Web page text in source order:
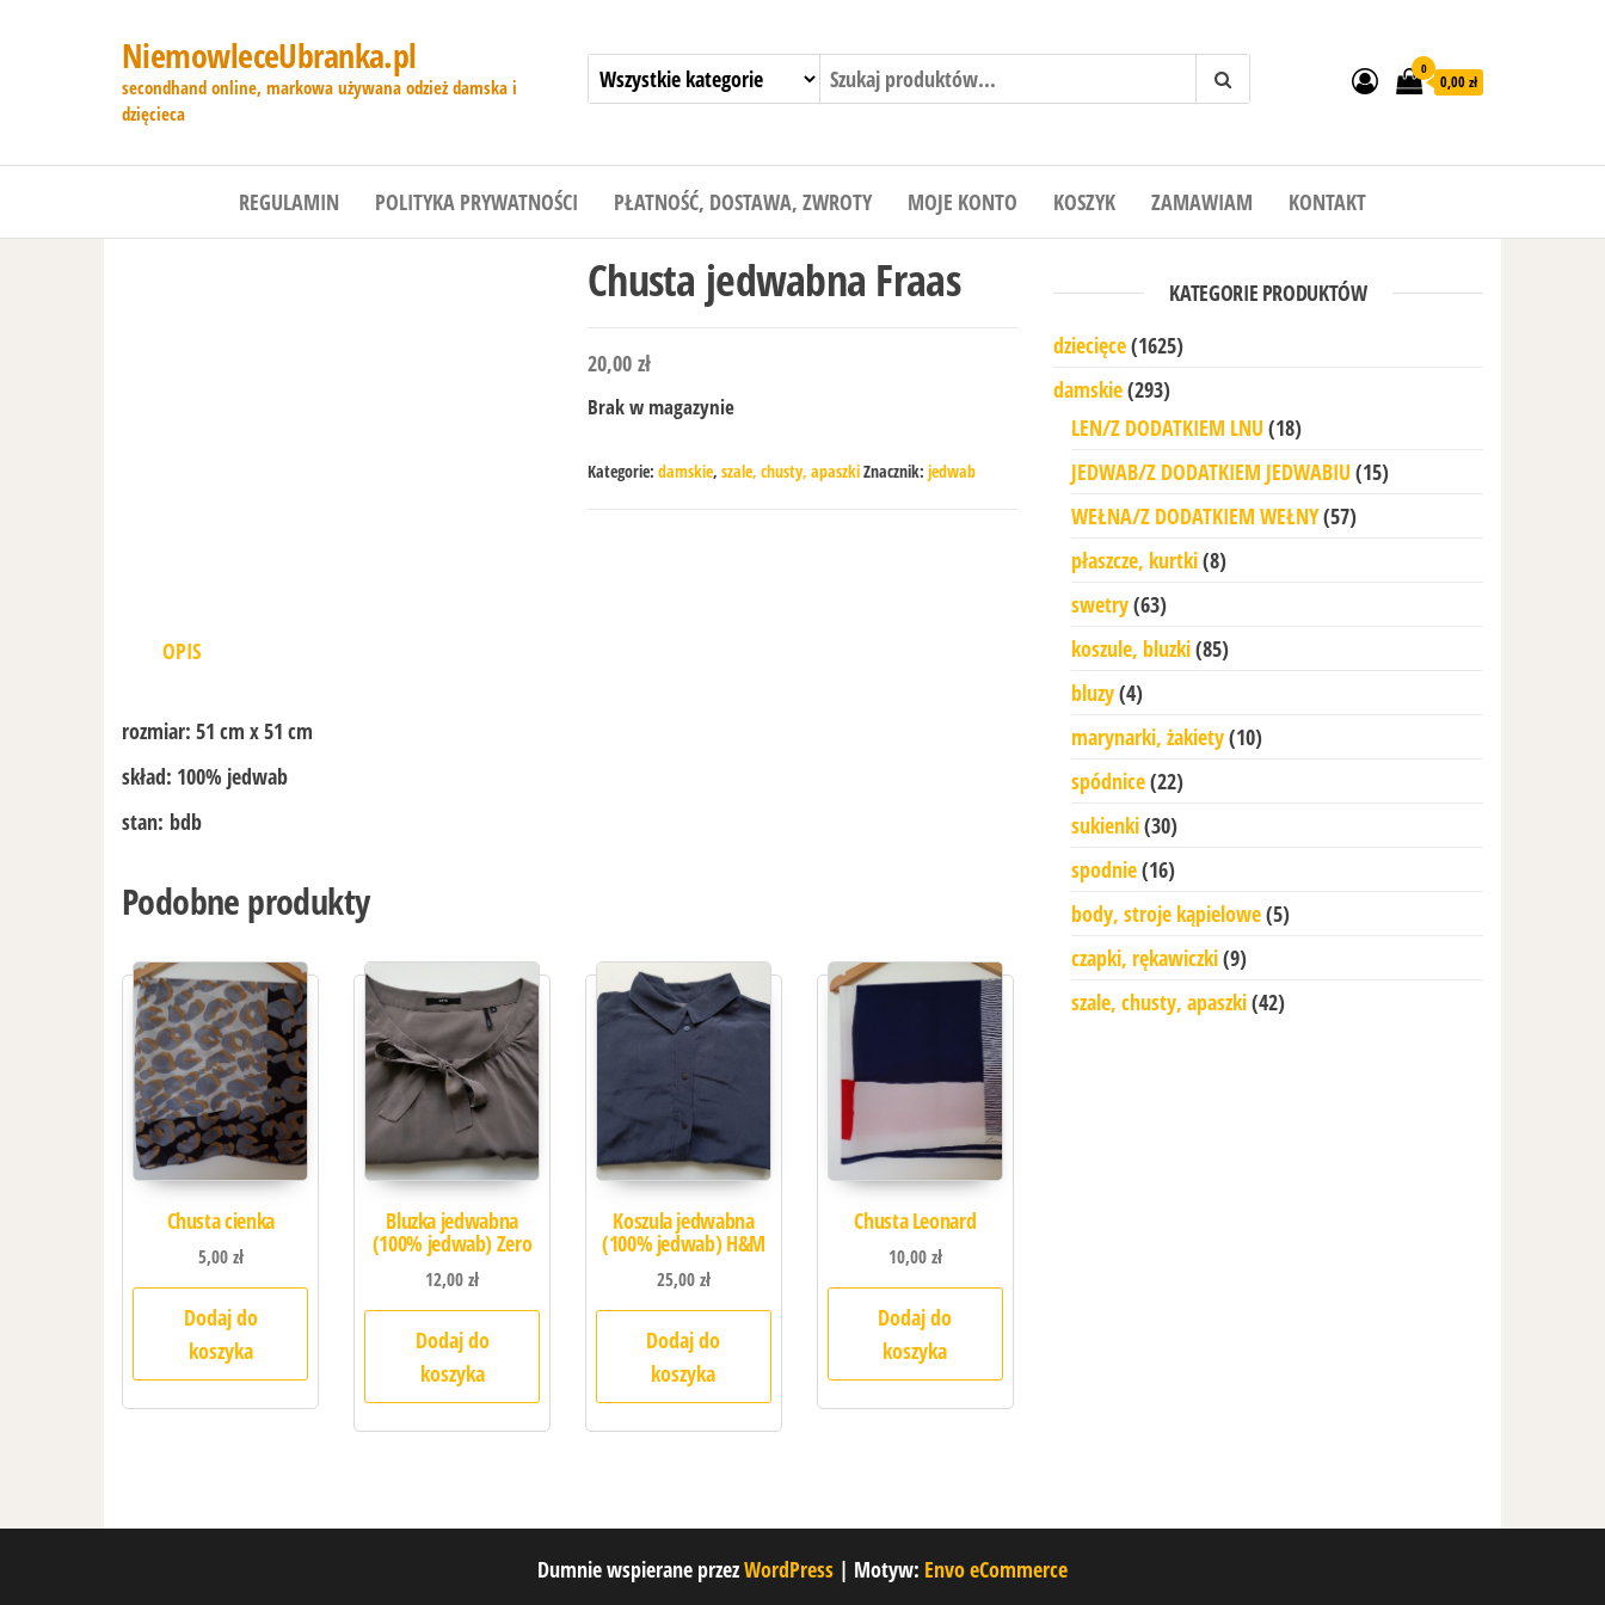
NiemowleceUbranka.pl
secondhand online, markowa używana odzież damska i
dzięcieca
0
0,00 zł
REGULAMIN POLITYKA PRYWATNOŚCI PŁATNOŚĆ, DOSTAWA, ZWROTY MOJE KONTO KOSZYK ZAMAWIAM KONTAKT
Chusta jedwabna Fraas
20,00 zł
Brak w magazynie
Kategorie: damskie, szale, chusty, apaszkiZnacznik: jedwab
OPIS
rozmiar: 51 cm x 51 cm
skład: 100% jedwab
stan: bdb
Podobne produkty
Chusta cienka
5,00zł
Dodaj do
koszyka
Bluzka jedwabna
(100% jedwab) Zero
12,00zł
Dodaj do
koszyka
Koszula jedwabna
(100% jedwab) H&M
25,00zł
Dodaj do
koszyka
Chusta Leonard
10,00zł
Dodaj do
koszyka
KATEGORIE PRODUKTÓW
dziecięce(1625)
damskie(293)
LEN/Z DODATKIEM LNU (18)
JEDWAB/Z DODATKIEM JEDWABIU (15)
WEŁNA/Z DODATKIEM WEŁNY(57)
płaszcze, kurtki(8)
swetry(63)
koszule, bluzki(85)
bluzy(4)
marynarki, żakiety(10)
spódnice(22)
sukienki(30)
spodnie(16)
body, stroje kąpielowe(5)
czapki, rękawiczki(9)
szale, chusty, apaszki(42)
Dumnie wspierane przezWordPress | Motyw: Envo eCommerce